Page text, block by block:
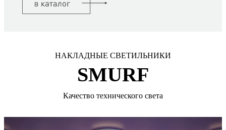
НАКЛАДНЫЕ СВЕТИЛЬНИКИ
SMURF
Качество технического света